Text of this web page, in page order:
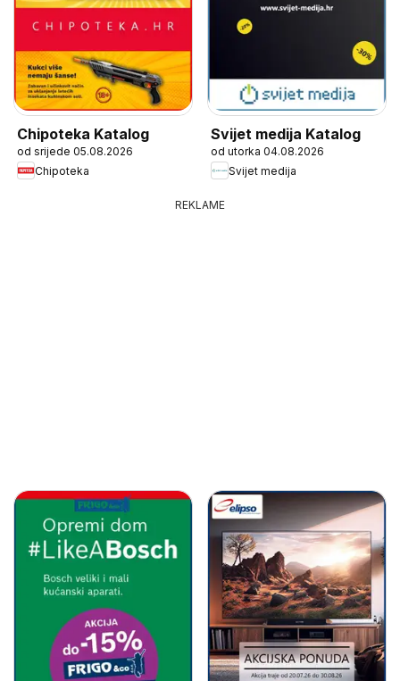
Chipoteka Katalog
od srijede 05.08.2026
Chipoteka
Svijet medija Katalog
od utorka 04.08.2026
Svijet medija
REKLAME